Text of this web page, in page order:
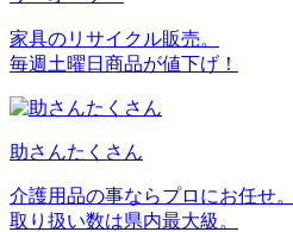
家具のリサイクル販売。
毎週土曜日商品が値下げ！
助さんたくさん
介護用品の事ならプロにお任せ。
取り扱い数は県内最大級。